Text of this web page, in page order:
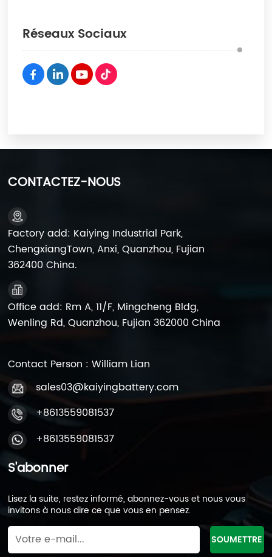
Réseaux Sociaux
CONTACTEZ-NOUS
Factory add: Kaiying Industrial Park,
ChengxiangTown, Anxi, Quanzhou, Fujian
362400 China.
Office add: Rm A, 11/F, Mingcheng Bldg,
Wenling Rd, Quanzhou, Fujian 362000 China
Contact Person : William Lian
sales03@kaiyingbattery.com
+8613559081537
+8613559081537
S'abonner
Lisez la suite, restez informé, abonnez-vous et nous vous
invitons à nous dire ce que vous en pensez.